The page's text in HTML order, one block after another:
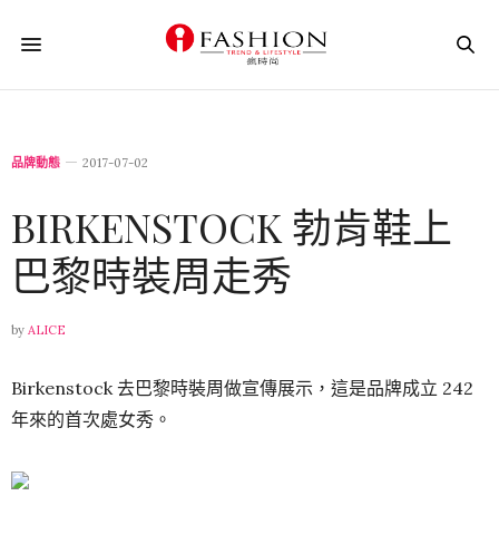
品牌動態 2017-07-02
BIRKENSTOCK 勃肯鞋上
巴黎時裝周走秀
by ALICE
Birkenstock 去巴黎時裝周做宣傳展示，這是品牌成立 242
年來的首次處女秀。